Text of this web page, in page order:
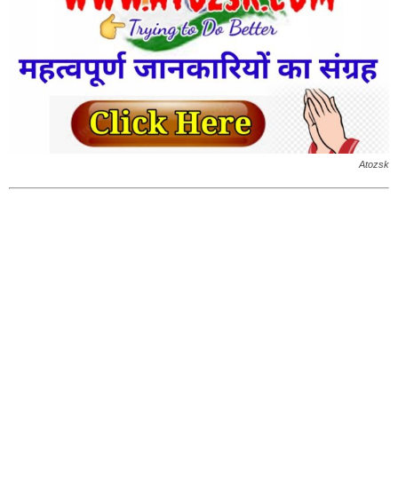
Atozsk